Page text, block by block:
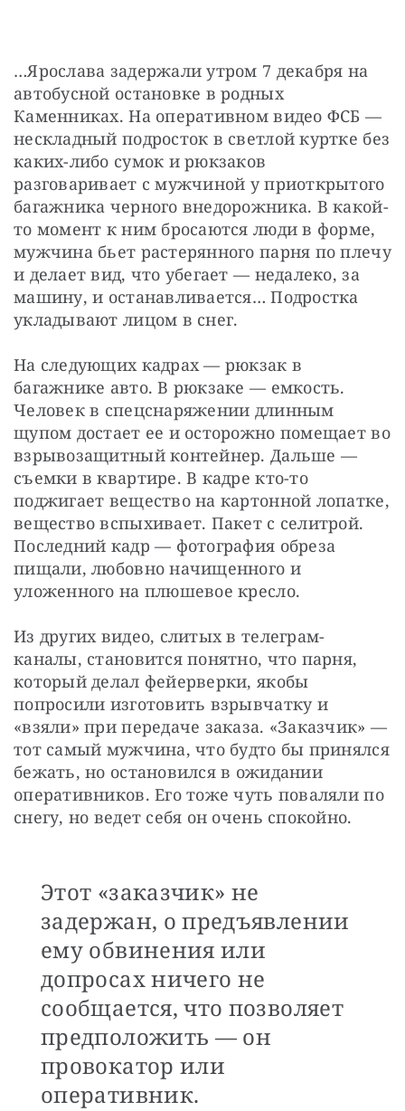
…Ярослава задержали утром 7 декабря на
автобусной остановке в родных
Каменниках. На оперативном видео ФСБ —
нескладный подросток в светлой куртке без
каких-либо сумок и рюкзаков
разговаривает с мужчиной у приоткрытого
багажника черного внедорожника. В какой-
то момент к ним бросаются люди в форме,
мужчина бьет растерянного парня по плечу
и делает вид, что убегает — недалеко, за
машину, и останавливается… Подростка
укладывают лицом в снег.
На следующих кадрах — рюкзак в
багажнике авто. В рюкзаке — емкость.
Человек в спецснаряжении длинным
щупом достает ее и осторожно помещает во
взрывозащитный контейнер. Дальше —
съемки в квартире. В кадре кто-то
поджигает вещество на картонной лопатке,
вещество вспыхивает. Пакет с селитрой.
Последний кадр — фотография обреза
пищали, любовно начищенного и
уложенного на плюшевое кресло.
Из других видео, слитых в телеграм-
каналы, становится понятно, что парня,
который делал фейерверки, якобы
попросили изготовить взрывчатку и
«взяли» при передаче заказа. «Заказчик» —
тот самый мужчина, что будто бы принялся
бежать, но остановился в ожидании
оперативников. Его тоже чуть поваляли по
снегу, но ведет себя он очень спокойно.
Этот «заказчик» не
задержан, о предъявлении
ему обвинения или
допросах ничего не
сообщается, что позволяет
предположить — он
провокатор или
оперативник.